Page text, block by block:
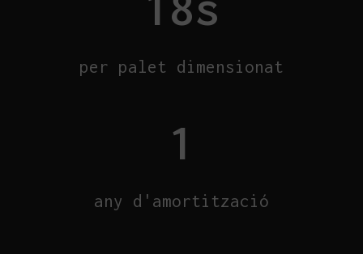
per palet dimensionat
1
any d'amortització